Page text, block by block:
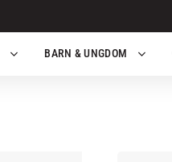
BARN & UNGDOM